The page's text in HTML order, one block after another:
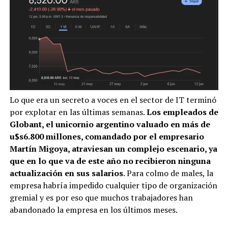
Lo que era un secreto a voces en el sector de IT terminó
por explotar en las últimas semanas.Los empleados de
Globant, el unicornio argentino valuado en más de
u$s6.800 millones, comandado por el empresario
Martín Migoya, atraviesan un complejo escenario, ya
que en lo que va de este año no recibieron ninguna
actualización en sus salarios. Para colmo de males, la
empresa habría impedido cualquier tipo de organización
gremial y es por eso que muchos trabajadores han
abandonado la empresa en los últimos meses.